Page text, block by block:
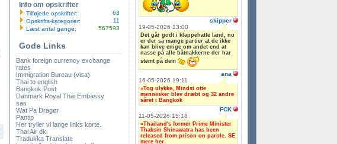
Info om opskrifter
Tilføjede opskrifter:
63
Opskrifts-kategorier:
11
Læst antal gange:
567593
Gode Links
Bank foreign currency exchange
rates
Immigration Bureau (visa)
Thai to english
Bangkok Post
Danmark Royal Thai Embassy
sas
Wat Pa Dragør
Pantip
Her tryller vi lange links korte.
Thai Air dk
Tradukka Translate
skipper
19-05-2026 13:00
Det går godt i klappehatte land, nu
er der så mange partier at de ikke
kan blive enige om andet end at
nasse på alle båtnakkerne der har
stemt på dem
ana
16-05-2026 19:11
»Tog ulykke, Mindst otte
mennesker blev dræbt og 32 andre
såret i Bangkok
FCK
11-05-2026 15:18
»Thailand's former Prime Minister
Thaksin Shinawatra has been
released from prison on parole. SE
mere her